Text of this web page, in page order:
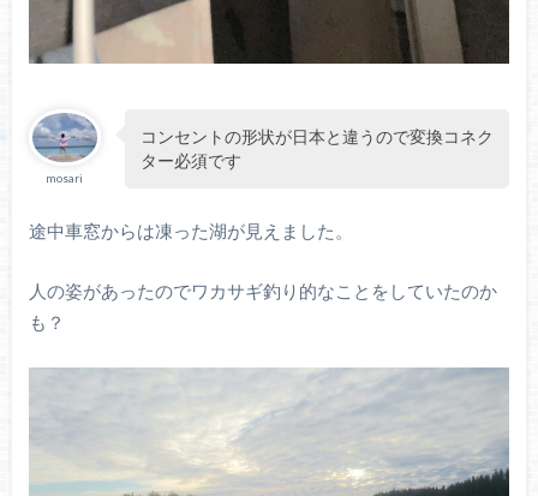
mosari
コンセントの形状が日本と違うので変換コネク
ター必須です
途中車窓からは凍った湖が見えました。
人の姿があったのでワカサギ釣り的なことをしていたのか
も？